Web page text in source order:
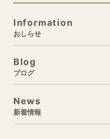
Information
おしらせ
Blog
ブログ
News
新着情報